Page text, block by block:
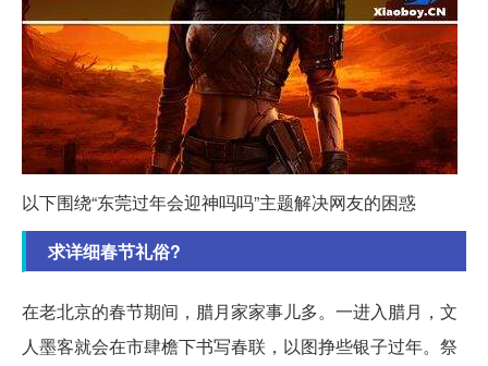
以下围绕“东莞过年会迎神吗吗”主题解决网友的困惑
求详细春节礼俗?
在老北京的春节期间，腊月家家事儿多。一进入腊月，文
人墨客就会在市肆檐下书写春联，以图挣些银子过年。祭